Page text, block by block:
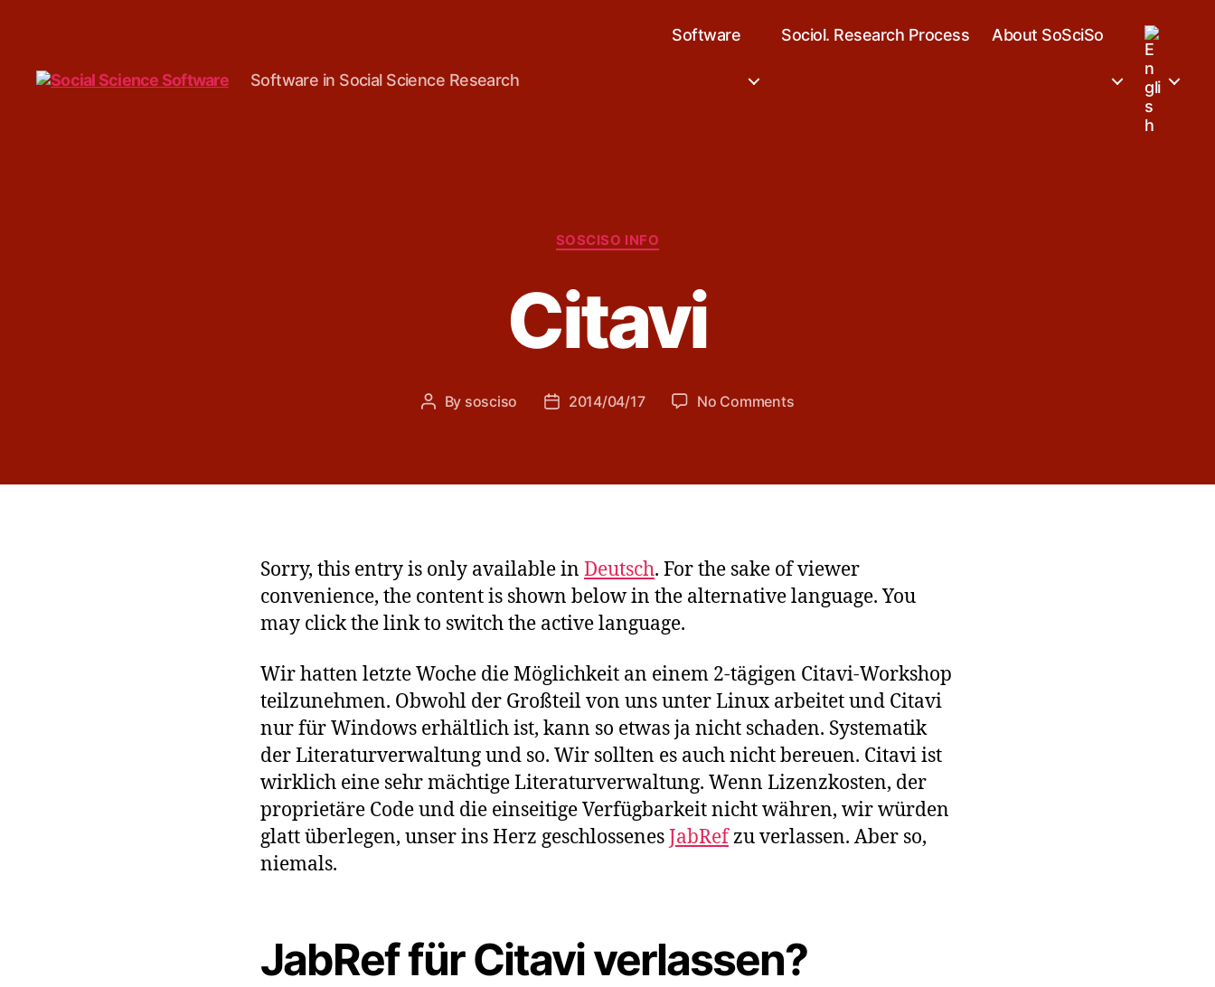
Software in Social Science Research
Software Sociol. Research Process About SoSciSo
Categories
SOSCISO INFO
Citavi
Post
By sosciso
Post2014/04/17 No Commentson
Sorry, this entry is only available in Deutsch. For the sake of viewer
convenience, the content is shown below in the alternative language. You
may click the link to switch the active language.
Wir hatten letzte Woche die Möglichkeit an einem 2-tägigen Citavi-Workshop
teilzunehmen. Obwohl der Großteil von uns unter Linux arbeitet und Citavi
nur für Windows erhältlich ist, kann so etwas ja nicht schaden. Systematik
der Literaturverwaltung und so. Wir sollten es auch nicht bereuen. Citavi ist
wirklich eine sehr mächtige Literaturverwaltung. Wenn Lizenzkosten, der
proprietäre Code und die einseitige Verfügbarkeit nicht währen, wir würden
glatt überlegen, unser ins Herz geschlossenesJabRefzu verlassen. Aber so,
niemals.
JabRef für Citavi verlassen?